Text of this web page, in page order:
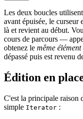
Les deux boucles
avant épuisée, le curseur
là et revient au début.
cours de parcours —
obtenez le même
dépassé puis est revenu
Édition en
C'est la principale raison
simple Iterator :